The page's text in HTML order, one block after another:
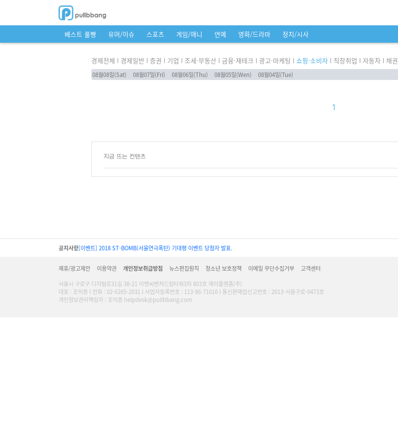
베스트 풀빵 유머/이슈 스포츠 게임/애니 연예 영화/드라마 정치/시사
경제전체 경제일반 증권 기업 조세·부동산 금융·재테크 광고·마케팅 쇼핑·소비자 직장취업 자동차 채
08월08일(Sat) 08월07일(Fri) 08월06일(Thu) 08월05일(Wen) 08월04일(Tue)
1
지금 뜨는 컨텐츠
공지사항[이벤트] 2018 ST-BOMB(서울연극폭탄) 기대평 이벤트 당첨자 발표.
제휴/광고제안 이용약관 개인정보취급방침 뉴스편집원칙 청소년 보호정책 이메일 무단수집거부
고객센터
서울시 구로구 디지털로31길 38-21 이앤씨벤처드림타워3차 803호 제이플랫폼(주)
대표 : 조익증 l 전화 : 02-6265-2031 l 사업자등록번호 : 113-86-71616 l 통신판매업신고번호 : 2013-서울구로-0473호
개인정보관리책임자 : 조익증 helpdesk@pullbbang.com